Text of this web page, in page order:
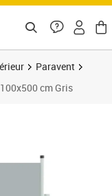
Paravent
cm Gris